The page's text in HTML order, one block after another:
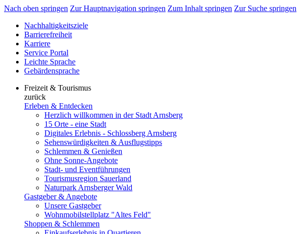
Nach oben springen Zur Hauptnavigation springen Zum Inhalt springen Zur Suche springen
Nachhaltigkeitsziele
Barrierefreiheit
Karriere
Service Portal
Leichte Sprache
Gebärdensprache
Freizeit & Tourismus
zurück
Erleben & Entdecken
Herzlich willkommen in der Stadt Arnsberg
15 Orte - eine Stadt
Digitales Erlebnis - Schlossberg Arnsberg
Sehenswürdigkeiten & Ausflugstipps
Schlemmen & Genießen
Ohne Sonne-Angebote
Stadt- und Eventführungen
Tourismusregion Sauerland
Naturpark Arnsberger Wald
Gastgeber & Angebote
Unsere Gastgeber
Wohnmobilstellplatz "Altes Feld"
Shoppen & Schlemmen